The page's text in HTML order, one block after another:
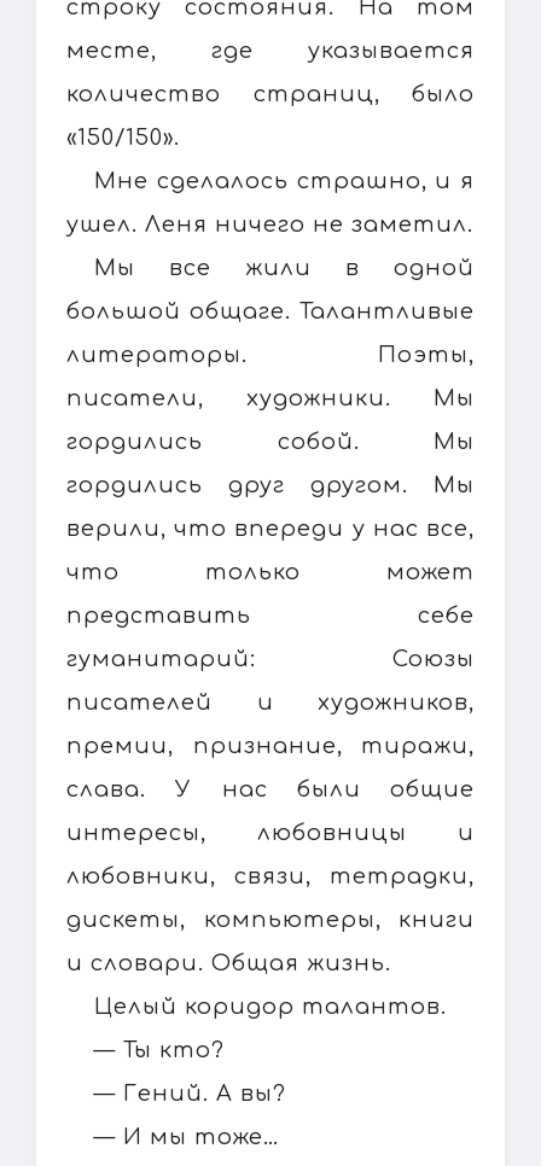
строку состояния. На том
месте, где указывается
количество страниц, было
«150/150».
Мне сделалось страшно, и я
ушел. Леня ничего не заметил.
Мы все жили в одной
большой общаге. Талантливые
литераторы. Поэты,
писатели, художники. Мы
гордились собой. Мы
гордились друг другом. Мы
верили, что впереди у нас все,
что только может
представить себе
гуманитарий: Союзы
писателей и художников,
премии, признание, тиражи,
слава. У нас были общие
интересы, любовницы и
любовники, связи, тетрадки,
дискеты, компьютеры, книги
и словари. Общая жизнь.
Целый коридор талантов.
— Ты кто?
— Гений. А вы?
— И мы тоже…